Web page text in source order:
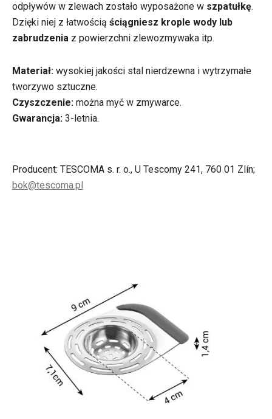
odpływów w zlewach zostało wyposażone w szpatułkę.
Dzięki niej z łatwością ściągniesz krople wody lub
zabrudzenia z powierzchni zlewozmywaka itp.
Materiał: wysokiej jakości stal nierdzewna i wytrzymałe
tworzywo sztuczne.
Czyszczenie: można myć w zmywarce.
Gwarancja: 3-letnia.
Producent: TESCOMA s. r. o., U Tescomy 241, 760 01 Zlín;
bok@tescoma.pl